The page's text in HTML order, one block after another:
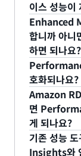
드는 AAS(
에서 활성
출하고 응답
들어, 데이
인스턴스가
상태로 간주
주어진 시간
를 계산하고
턴스가 얼마
데 사용되는
성능 추적
Insights가
과 호환되
Insights는
해서
명령문에 레
이스 성능이
워크로드에
소스를 감지
안전할 때만
베이스 옵
를 사용할
칠 수 있습
Enhanced
합니까 아
하면 되나요?
Enhanced
니터링하는
당 데이터를
호화되나요?
예.
Key
재적으로 민
터는 암호화
Amazon
면
게 되나요?
기존 성능
Insights와